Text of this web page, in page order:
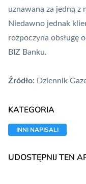
uznawana za jedną z
Niedawno jednak
rozpoczyna obsługę
BIZ Banku.
Źródło: Dziennik
KATEGORIA
INNI NAPISALI
UDOSTĘPNIJ TEN